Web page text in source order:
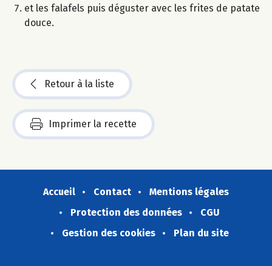
et les falafels puis déguster avec les frites de patate
douce.
Retour à la liste
Imprimer la recette
Accueil Contact
Mentions légales
Protection des données
CGU
Gestion des cookies
Plan du site